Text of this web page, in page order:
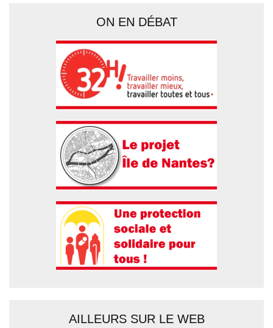
ON EN DÉBAT
AILLEURS SUR LE WEB